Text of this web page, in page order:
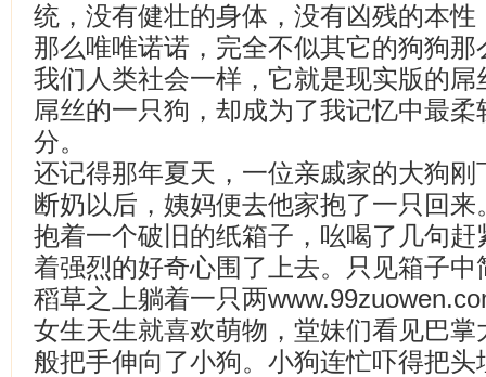
统，没有健壮的身体，没有凶残的本
那么唯唯诺诺，完全不似其它的狗狗
我们人类社会一样，它就是现实版的
屌丝的一只狗，却成为了我记忆中最
分。
还记得那年夏天，一位亲戚家的大狗
断奶以后，姨妈便去他家抱了一只回
抱着一个破旧的纸箱子，吆喝了几句
着强烈的好奇心围了上去。只见箱子
稻草之上躺着一只两
女生天生就喜欢萌物，堂妹们看见巴
般把手伸向了小狗。小狗连忙吓得把